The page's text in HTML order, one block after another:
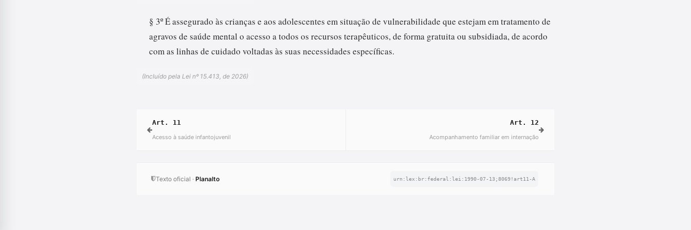
§ 3º É assegurado às crianças e aos adolescentes em situação de vulnerabilidade que estejam em tratamento de
agravos de saúde mental o acesso a todos os recursos terapêuticos, de forma gratuita ou subsidiada, de acordo
com as linhas de cuidado voltadas às suas necessidades específicas.
(Incluído pela Lei nº 15.413, de 2026)
Art. 11
Acesso à saúde infantojuvenil
Art. 12
Acompanhamento familiar em internação
Texto oficial · Planalto urn:lex:br:federal:lei:1990-07-13;8069!art11-A